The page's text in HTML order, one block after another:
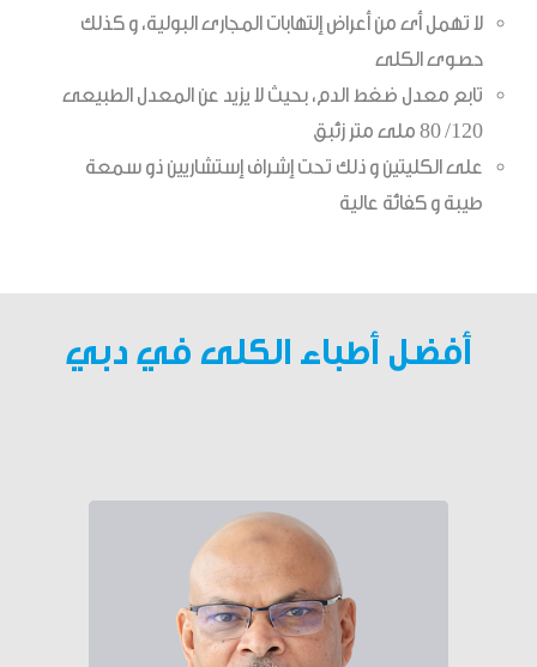
لا تهمل أى من أعراض إلتهابات المجارى البولية، و كذلك
حصوى الكلى
تابع معدل ضغط الدم، بحيث لا يزيد عن المعدل الطبيعى
120/ 80 ملى متر زئبق
على الكليتين و ذلك تحت إشراف إستشاريين ذو سمعة
طيبة و كفائة عالية
أفضل أطباء الكلى في دبي